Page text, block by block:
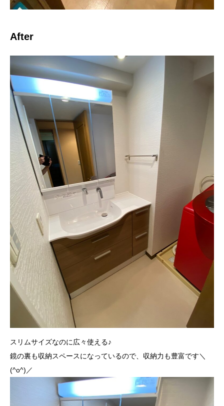
After
スリムサイズなのに広々使える♪
鏡の裏も収納スペースになっているので、収納力も豊富です＼
(^o^)／